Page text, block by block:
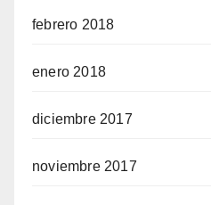
febrero 2018
enero 2018
diciembre 2017
noviembre 2017